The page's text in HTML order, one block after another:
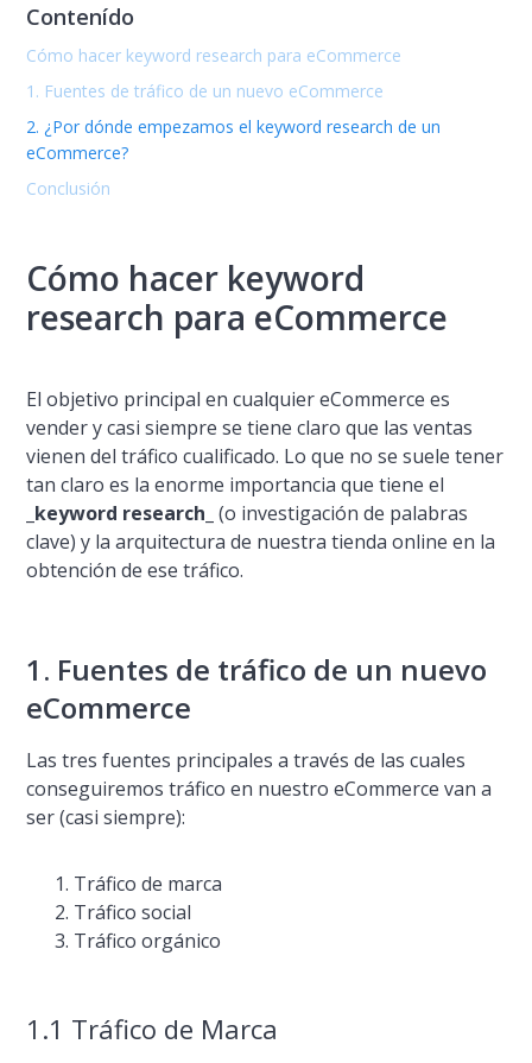
Contenído
Cómo hacer keyword research para eCommerce
1. Fuentes de tráfico de un nuevo eCommerce
2. ¿Por dónde empezamos el keyword research de un
eCommerce?
Conclusión
Cómo hacer keyword
research para eCommerce
El objetivo principal en cualquier eCommerce es
vender y casi siempre se tiene claro que las ventas
vienen del tráfico cualificado. Lo que no se suele tener
tan claro es la enorme importancia que tiene el
_keyword research_ (o investigación de palabras
clave) y la arquitectura de nuestra tienda online en la
obtención de ese tráfico.
1. Fuentes de tráfico de un nuevo
eCommerce
Las tres fuentes principales a través de las cuales
conseguiremos tráfico en nuestro eCommerce van a
ser (casi siempre):
Tráfico de marca
Tráfico social
Tráfico orgánico
1.1 Tráfico de Marca